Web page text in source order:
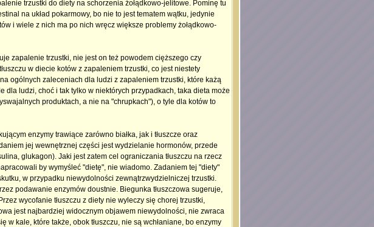
trzustki do diety na schorzenia żołądkowo-jelitowe. Pominę tu
na układ pokarmowy, bo nie to jest tematem wątku, jedynie
i wiele z nich ma po nich wręcz większe problemy żołądkowo-
zapalenie trzustki, nie jest on też powodem cięższego czy
w diecie kotów z zapaleniem trzustki, co jest niestety
ogólnych zaleceniach dla ludzi z zapaleniem trzustki, które każą
dla ludzi, choć i tak tylko w niektórych przypadkach, taka dieta może
produktach, a nie na "chrupkach"), o tyle dla kotów to
enzymy trawiące zarówno białka, jak i tłuszcze oraz
jej wewnętrznej części jest wydzielanie hormonów, przede
glukagon). Jaki jest zatem cel ograniczania tłuszczu na rzecz
by wymyśleć "dietę", nie wiadomo. Zadaniem tej "diety"
w przypadku niewydolności zewnątrzwydzielniczej trzustki.
podawanie enzymów doustnie. Biegunka tłuszczowa sugeruje,
wycofanie tłuszczu z diety nie wyleczy się chorej trzustki,
jest najbardziej widocznym objawem niewydolności, nie zwraca
kale, które także, obok tłuszczu, nie są wchłaniane, bo enzymy